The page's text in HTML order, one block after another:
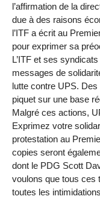
l’affirmation de la
due à des raisons
l’ITF a écrit au
pour exprimer sa
L’ITF et ses
messages de
lutte contre UPS.
piquet sur une base
Malgré ces actions,
Exprimez votre
protestation au
copies seront
dont le PDG Scott
voulons que tous ces
toutes les